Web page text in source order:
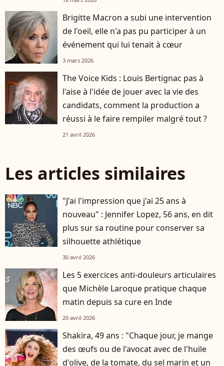
Brigitte Macron a subi une intervention
de l'oeil, elle n'a pas pu participer à un
événement qui lui tenait à cœur
3 mars 2026
The Voice Kids : Louis Bertignac pas à
l'aise à l'idée de jouer avec la vie des
candidats, comment la production a
réussi à le faire rempiler malgré tout ?
21 avril 2026
Les articles similaires
"J'ai l'impression que j'ai 25 ans à
nouveau" : Jennifer Lopez, 56 ans, en dit
plus sur sa routine pour conserver sa
silhouette athlétique
30 avril 2026
Les 5 exercices anti-douleurs articulaires
que Michèle Laroque pratique chaque
matin depuis sa cure en Inde
20 avril 2026
Shakira, 49 ans : "Chaque jour, je mange
des œufs ou de l'avocat avec de l'huile
d'olive, de la tomate, du sel marin et un